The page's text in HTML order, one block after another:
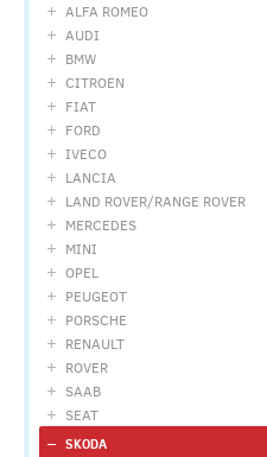
ALFA ROMEO
AUDI
BMW
CITROEN
FIAT
FORD
IVECO
LANCIA
LAND ROVER/RANGE ROVER
MERCEDES
MINI
OPEL
PEUGEOT
PORSCHE
RENAULT
ROVER
SAAB
SEAT
SKODA